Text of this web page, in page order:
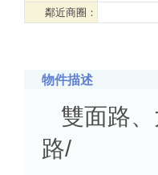
鄰近商圈：
物件描述
雙面路
路/